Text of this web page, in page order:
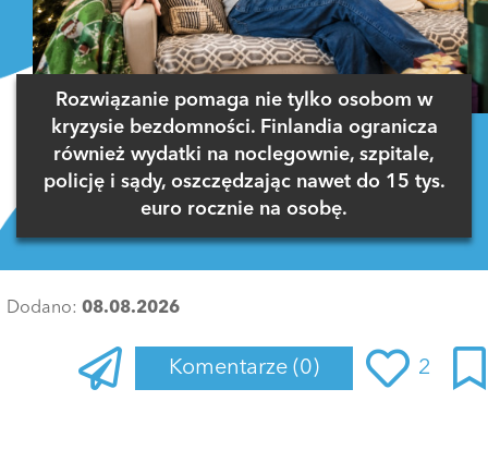
Rozwiązanie pomaga nie tylko osobom w
kryzysie bezdomności. Finlandia ogranicza
również wydatki na noclegownie, szpitale,
policję i sądy, oszczędzając nawet do 15 tys.
euro rocznie na osobę.
Dodano: 08.08.2026
Komentarze (0) 2